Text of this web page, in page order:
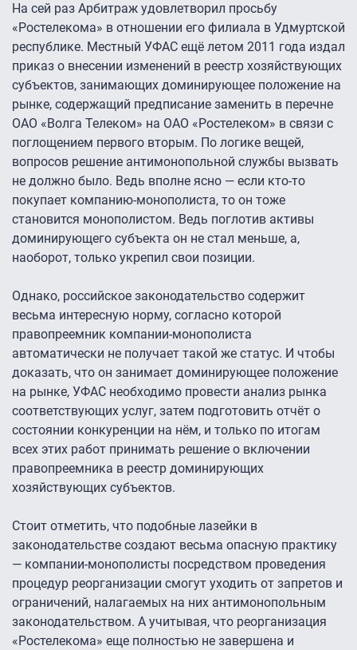
На сей раз Арбитраж удовлетворил просьбу
«Ростелекома» в отношении его филиала в Удмуртской
республике. Местный УФАС ещё летом 2011 года издал
приказ о внесении изменений в реестр хозяйствующих
субъектов, занимающих доминирующее положение на
рынке, содержащий предписание заменить в перечне
ОАО «Волга Телеком» на ОАО «Ростелеком» в связи с
поглощением первого вторым. По логике вещей,
вопросов решение антимонопольной службы вызвать
не должно было. Ведь вполне ясно — если кто-то
покупает компанию-монополиста, то он тоже
становится монополистом. Ведь поглотив активы
доминирующего субъекта он не стал меньше, а,
наоборот, только укрепил свои позиции.
Однако, российское законодательство содержит
весьма интересную норму, согласно которой
правопреемник компании-монополиста
автоматически не получает такой же статус. И чтобы
доказать, что он занимает доминирующее положение
на рынке, УФАС необходимо провести анализ рынка
соответствующих услуг, затем подготовить отчёт о
состоянии конкуренции на нём, и только по итогам
всех этих работ принимать решение о включении
правопреемника в реестр доминирующих
хозяйствующих субъектов.
Стоит отметить, что подобные лазейки в
законодательстве создают весьма опасную практику
— компании-монополисты посредством проведения
процедур реорганизации смогут уходить от запретов и
ограничений, налагаемых на них антимонопольным
законодательством. А учитывая, что реорганизация
«Ростелекома» еще полностью не завершена и